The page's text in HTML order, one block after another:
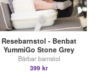
Resebarnstol - Benbat
YummiGo Stone Grey
Bärbar barnstol
399 kr